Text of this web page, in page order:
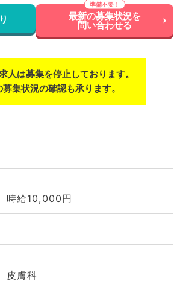
最新の募集状況を
問い合わせる
人は募集を停止しております。
集状況の確認も承ります。
時給10,000円
皮膚科